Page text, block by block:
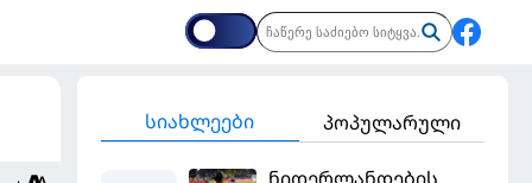
სიახლეები პოპულარული